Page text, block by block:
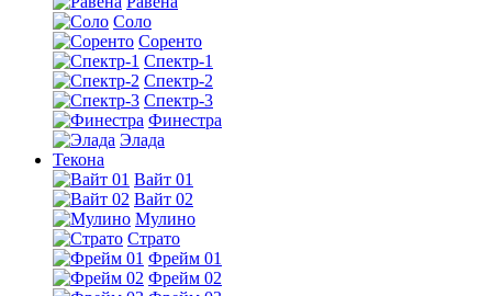
Соло
Соренто
Спектр-1
Спектр-2
Спектр-3
Финестра
Элада
Текона
Вайт 01
Вайт 02
Мулино
Страто
Фрейм 01
Фрейм 02